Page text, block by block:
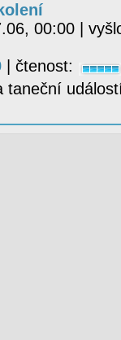
00:00 |
| čtenost:
taneční